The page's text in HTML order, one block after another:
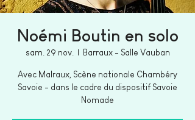
Noémi Boutin en solo
sam. 29 nov.
  |
Barraux - Salle Vauban
Avec Malraux, Scène nationale Chambéry
Savoie - dans le cadre du dispositif Savoie
Nomade